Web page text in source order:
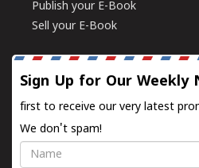
Publish your E-Book
Sell your E-Book
Sign Up for Our Weekly
first to receive our very latest
We don't spam!
Name